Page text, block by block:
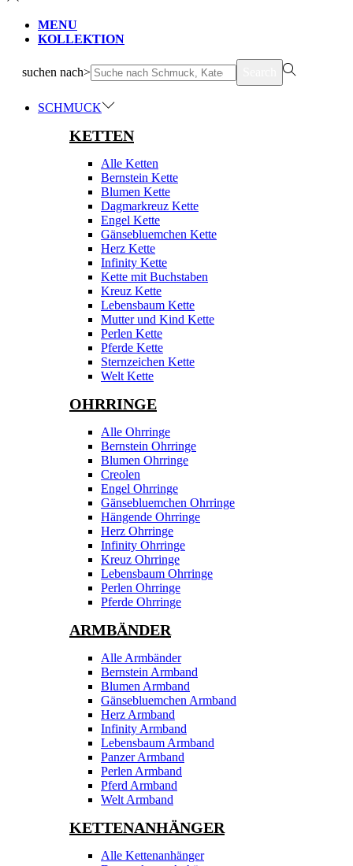
MENU
KOLLEKTION
suchen nach>
SCHMUCK
KETTEN
Alle Ketten
Bernstein Kette
Blumen Kette
Dagmarkreuz Kette
Engel Kette
Gänsebluemchen Kette
Herz Kette
Infinity Kette
Kette mit Buchstaben
Kreuz Kette
Lebensbaum Kette
Mutter und Kind Kette
Perlen Kette
Pferde Kette
Sternzeichen Kette
Welt Kette
OHRRINGE
Alle Ohrringe
Bernstein Ohrringe
Blumen Ohrringe
Creolen
Engel Ohrringe
Gänsebluemchen Ohrringe
Hängende Ohrringe
Herz Ohrringe
Infinity Ohrringe
Kreuz Ohrringe
Lebensbaum Ohrringe
Perlen Ohrringe
Pferde Ohrringe
ARMBÄNDER
Alle Armbänder
Bernstein Armband
Blumen Armband
Gänsebluemchen Armband
Herz Armband
Infinity Armband
Lebensbaum Armband
Panzer Armband
Perlen Armband
Pferd Armband
Welt Armband
KETTENANHÄNGER
Alle Kettenanhänger